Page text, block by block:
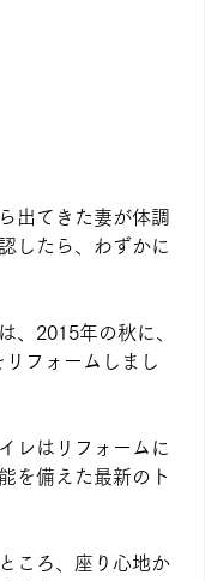
出てきた妻が体調
したら、わずかに
、2015年の秋に、
フォームしまし
レはリフォームに
を備えた最新のト
ころ、座り心地か